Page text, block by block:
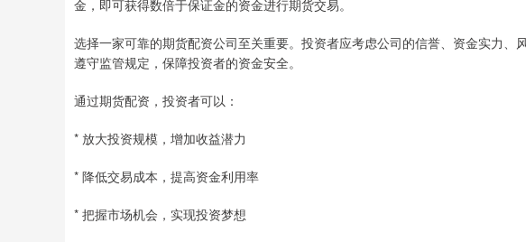
金，即可获得数倍于保证金的资金进行期货交易。
选择一家可靠的期货配资公司至关重要。投资者应考虑公司的信誉、资金实力、
遵守监管规定，保障投资者的资金安全。
通过期货配资，投资者可以：
* 放大投资规模，增加收益潜力
* 降低交易成本，提高资金利用率
* 把握市场机会，实现投资梦想